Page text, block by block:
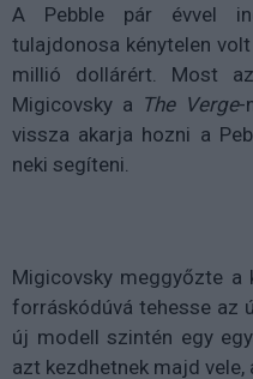
A Pebble pár évvel
tulajdonosa kénytelen
millió dollárért. Most
Migicovsky a The Verge-
vissza akarja hozni a
neki segíteni.
Migicovsky meggyőzte a
forráskódúvá tehesse az
új modell szintén egy
azt kezdhetnek majd vele,